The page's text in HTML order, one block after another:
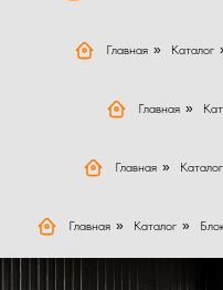
Главная » Каталог
Главная »
Главная » Каталог
Главная » Каталог »